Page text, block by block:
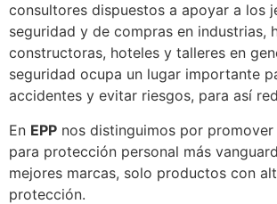
consultores dispuestos a apoyar a los
seguridad y de compras en industrias,
constructoras, hoteles y talleres en
seguridad ocupa un lugar importante
accidentes y evitar riesgos, para así
En EPP nos distinguimos por
para protección personal más
mejores marcas, solo productos con
protección.